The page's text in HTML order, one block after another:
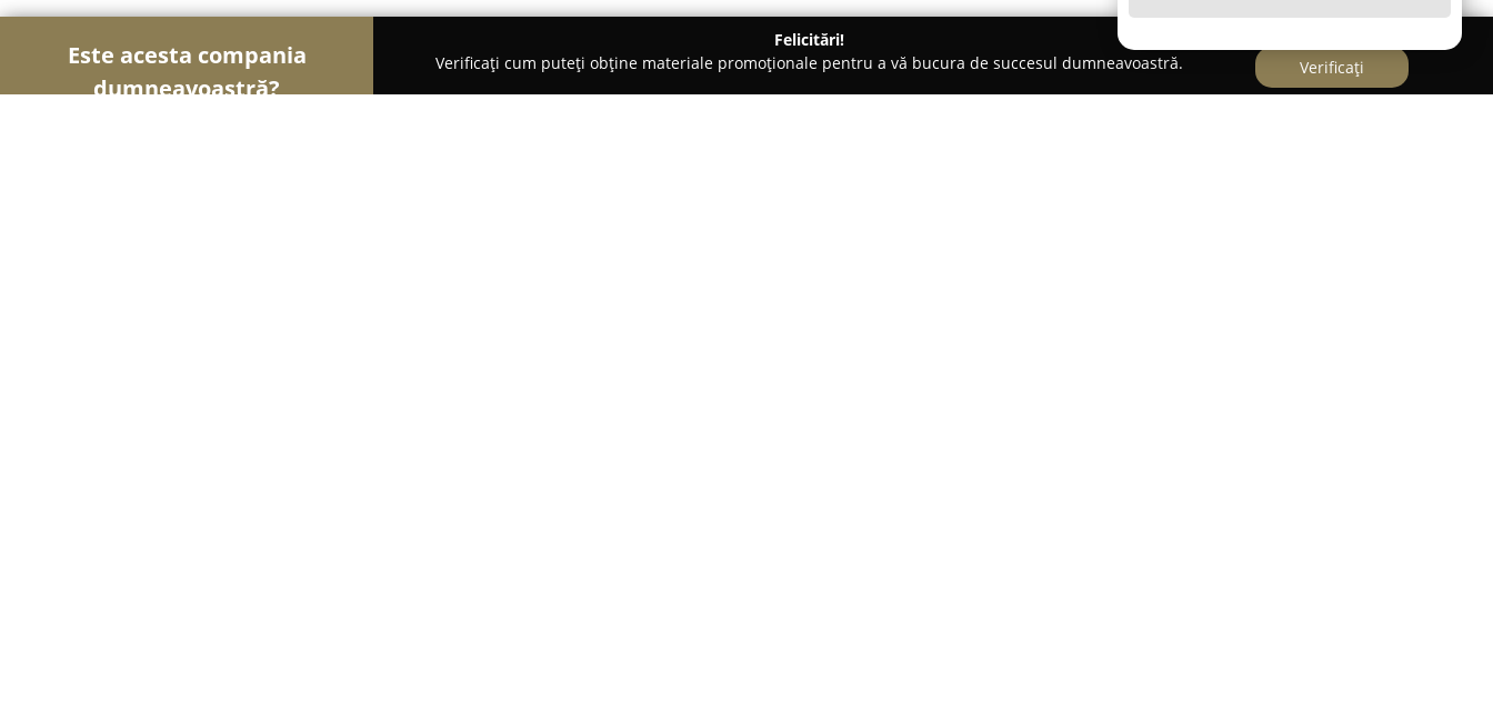
Este acesta compania
dumneavoastră?
Felicitări!
Verificați cum puteți obține materiale promoționale pentru a vă bucura de succesul dumneavoastră.
Verificați